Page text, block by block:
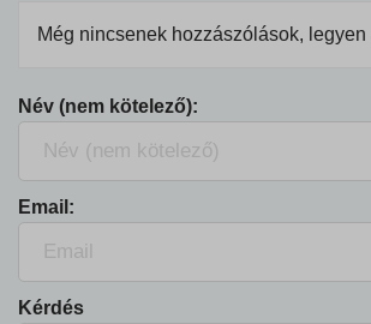
Még nincsenek hozzászólások, legyen
Név (nem kötelező):
Email:
Kérdés